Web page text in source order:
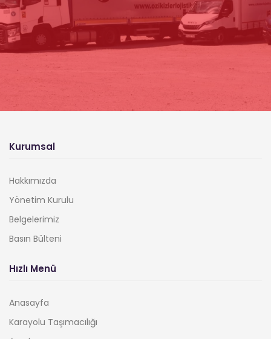
Kurumsal
Hakkımızda
Yönetim Kurulu
Belgelerimiz
Basın Bülteni
Hızlı Menü
Anasayfa
Karayolu Taşımacılığı